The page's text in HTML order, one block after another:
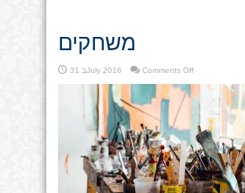
משחקים
31 בJuly 2016 Comments Offon